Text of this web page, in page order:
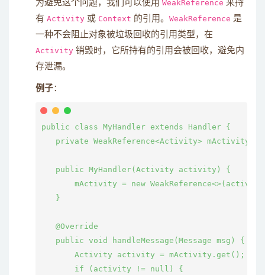
为避免这个问题，我们可以使用 WeakReference 来持
有 Activity 或 Context 的引用。 WeakReference 是
一种不会阻止对象被垃圾回收的引用类型，在
Activity 销毁时，它所持有的引用会被回收，避免内
存泄漏。
例子：
public class MyHandler extends Handler {
   private WeakReference<Activity> mActivity;
   public MyHandler(Activity activity) {
mActivity = new
   }
   @Override
   public void handleMessage(Message msg) {
       Activity activity = mActivity.get();
       if (activity != null) {